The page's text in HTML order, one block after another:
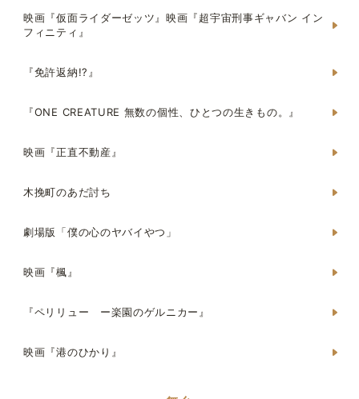
映画『仮面ライダーゼッツ』映画『超宇宙刑事ギャバン イン
フィニティ』
『免許返納!?』
『ONE CREATURE 無数の個性、ひとつの生きもの。』
映画『正直不動産』
木挽町のあだ討ち
劇場版「僕の心のヤバイやつ」
映画『楓』
『ペリリュー ー楽園のゲルニカー』
映画『港のひかり』